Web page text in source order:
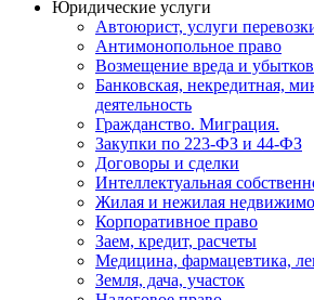
Юридические услуги
Автоюрист, услуги
Антимонопольное право
Возмещение вреда и убытков
Банковская, некредитная,
деятельность
Гражданство. Миграция.
Закупки по 223-ФЗ и 44-ФЗ
Договоры и сделки
Интеллектуальная
Жилая и нежилая
Корпоративное право
Заем, кредит, расчеты
Медицина, фармацевтика,
Земля, дача, участок